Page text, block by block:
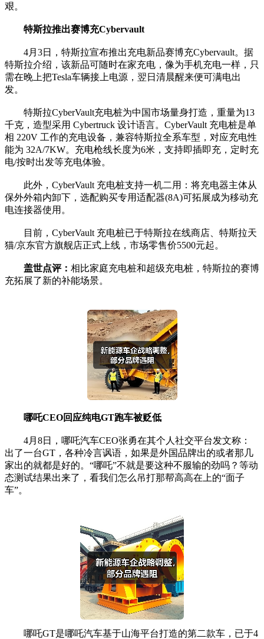
艰。
特斯拉推出赛博充Cybervault
4月3日，特斯拉宣布推出充电新品赛博充Cybervault。据
特斯拉介绍，该新品可随时在家充电，像为手机充电一样，只
需在晚上把Tesla车辆接上电源，翌日清晨醒来便可满电出
发。
特斯拉CyberVault充电桩为中国市场量身打造，重量为13
千克，造型采用 Cybertruck 设计语言。CyberVault 充电桩是单
相 220V 工作的充电设备，兼容特斯拉全系车型，对应充电性
能为 32A/7KW。充电枪线长度为6米，支持即插即充，定时充
电/按时出发等充电体验。
此外，CyberVault 充电桩支持一机二用：将充电器主体从
保外外箱内卸下，选配购买专用适配器(8A)可拓展成为移动充
电连接器使用。
目前，CyberVault 充电桩已于特斯拉在线商店、特斯拉天
猫/京东官方旗舰店正式上线，市场零售价5500元起。
盖世点评： 相比家庭充电桩和超级充电桩，特斯拉的赛博
充拓展了新的补能场景。
哪吒CEO回应纯电GT跑车被贬低
4月8日，哪吒汽车CEO张勇在其个人社交平台发文称：
出了一台GT，各种冷言讽语，如果是外国品牌出的或者那几
家出的就都是好的。“哪吒”不就是要这种不服输的劲吗？等动
态测试结果出来了，看我们怎么吊打那帮高高在上的“面子
车”。
哪吒GT是哪吒汽车基于山海平台打造的第二款车，已于4